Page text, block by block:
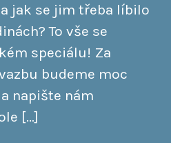
jak se jim třeba líbilo
To vše se
speciálu! Za
budeme moc
napište nám
[…]